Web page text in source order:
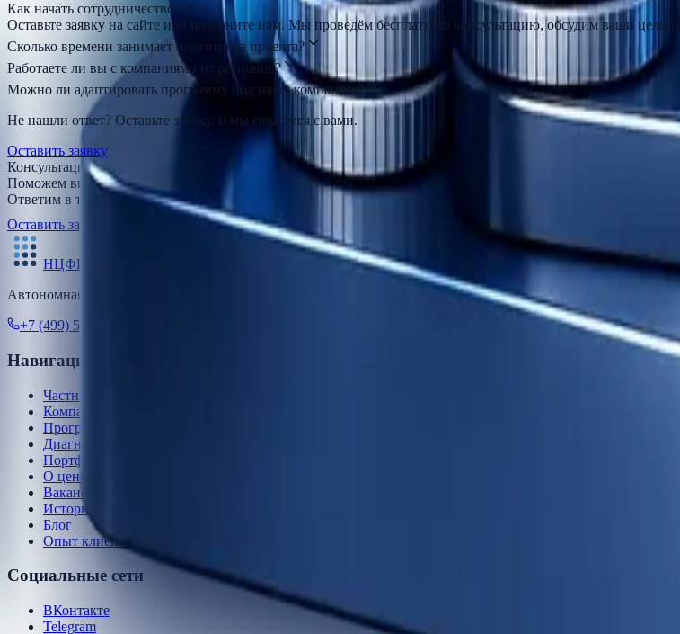
Как начать сотрудничество?
Оставьте заявку на сайте или позвоните нам. Мы проведём бесплатную консультацию, обсудим ваши
Сколько времени занимает подготовка проекта?
Работаете ли вы с компаниями из регионов?
Можно ли адаптировать программу под нашу компанию?
Не нашли ответ? Оставьте заявку, и мы свяжемся с вами.
Оставить заявку
Консультация бесплатно
Поможем выбрать формат программы
Ответим в течение 1 дня
Оставить заявку
+7 (499) 501-11-73(9-18 мск)
НЦФГ
Автономная Некоммерческая Организация «Национальный центр финансовой грамотности» (АНО
+7 (499) 501-11-73
Навигация
Частным лицам
Компаниям
Программы осени 2026
Диагностика
Портфолио
О центре
Вакансии
История
Блог
Опыт клиентов
Социальные сети
ВКонтакте
Telegram